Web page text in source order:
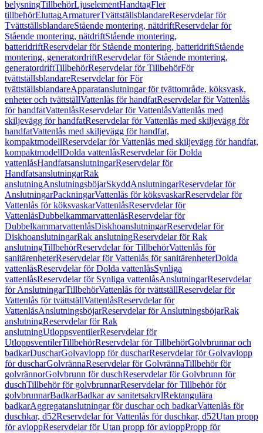
belysningTillbehörLjuselementHandtagFler
tillbehörEluttagArmaturerTvättställsblandareReservdelar för
TvättställsblandareStående montering, nätdriftReservdelar för
Stående montering, nätdriftStående montering,
batteridriftReservdelar för Stående montering, batteridriftStående
montering, generatordriftReservdelar för Stående montering,
generatordriftTillbehörReservdelar för TillbehörFör
tvättställsblandareReservdelar för För
tvättställsblandareApparatanslutningar för tvättområde, köksvask,
enheter och tvättställVattenlås för handfatReservdelar för Vattenlås
för handfatVattenlåsReservdelar för VattenlåsVattenlås med
skiljevägg för handfatReservdelar för Vattenlås med skiljevägg för
handfatVattenlås med skiljevägg för handfat,
kompaktmodellReservdelar för Vattenlås med skiljevägg för handfat,
kompaktmodellDolda vattenlåsReservdelar för Dolda
vattenlåsHandfatsanslutningarReservdelar för
HandfatsanslutningarRak
anslutningAnslutningsböjarSkyddAnslutningarReservdelar för
AnslutningarPackningarVattenlås för köksvaskarReservdelar för
Vattenlås för köksvaskarVattenlåsReservdelar för
VattenlåsDubbelkammarvattenlåsReservdelar för
DubbelkammarvattenlåsDiskhoanslutningarReservdelar för
DiskhoanslutningarRak anslutningReservdelar för Rak
anslutningTillbehörReservdelar för TillbehörVattenlås för
sanitärenheterReservdelar för Vattenlås för sanitärenheterDolda
vattenlåsReservdelar för Dolda vattenlåsSynliga
vattenlåsReservdelar för Synliga vattenlåsAnslutningarReservdelar
för AnslutningarTillbehörVattenlås för tvättställReservdelar för
Vattenlås för tvättställVattenlåsReservdelar för
VattenlåsAnslutningsböjarReservdelar för AnslutningsböjarRak
anslutningReservdelar för Rak
anslutningUtloppsventilerReservdelar för
UtloppsventilerTillbehörReservdelar för TillbehörGolvbrunnar och
badkarDuscharGolvavlopp för duscharReservdelar för Golvavlopp
för duscharGolvrännaReservdelar för GolvrännaTillbehör för
golvrännorGolvbrunn för duschReservdelar för Golvbrunn för
duschTillbehör för golvbrunnarReservdelar för Tillbehör för
golvbrunnarBadkarBadkar av sanitetsakrylRektangulära
badkarAggregatanslutningar för duschar och badkarVattenlås för
duschkar, d52Reservdelar för Vattenlås för duschkar, d52Utan propp
för avloppReservdelar för Utan propp för avloppPropp för